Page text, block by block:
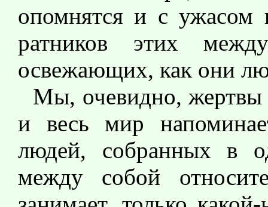
опомнятся и с ужасом
ратников этих
освежающих, как они
Мы, очевидно, жертвы
и весь мир
людей, собранных в
между собой